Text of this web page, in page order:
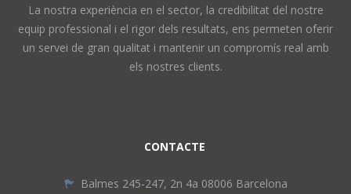
La nostra experiència en el sector, la credibilitat del nostre
equip professional i el rigor dels resultats, ens permeten oferir
un servei de gran qualitat i mantenir un compromís real amb
els nostres clients.
CONTACTE
Balmes 245-247, 2n 4a 08006 Barcelona